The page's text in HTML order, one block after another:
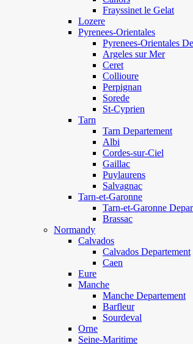
Frayssinet le Gelat
Lozere
Pyrenees-Orientales
Pyrenees-Orientales
Argeles sur Mer
Ceret
Collioure
Perpignan
Sorede
St-Cyprien
Tarn
Tarn Departement
Albi
Cordes-sur-Ciel
Gaillac
Puylaurens
Salvagnac
Tarn-et-Garonne
Tarn-et-Garonne
Brassac
Normandy
Calvados
Calvados Departement
Caen
Eure
Manche
Manche Departement
Barfleur
Sourdeval
Orne
Seine-Maritime